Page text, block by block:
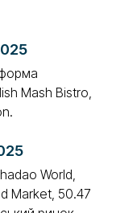
Mash Bistro,
World,
Market, 50.47